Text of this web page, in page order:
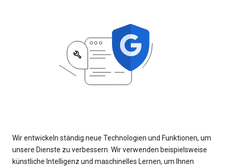
Wir entwickeln ständig neue Technologien und Funktionen, um
unsere Dienste zu verbessern. Wir verwenden beispielsweise
künstliche Intelligenz und maschinelles Lernen, um Ihnen